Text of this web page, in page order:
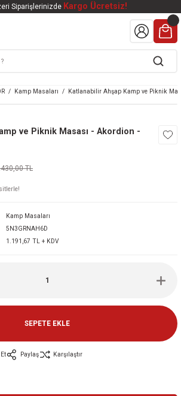
Siparişlerinizde Kargo Ücretsiz!
Geri Dön
Geri Dön
Geri Dön
Geri Dön
Geri Dön
Kamp Masaları Katlanabilir Ahşap Kamp ve Piknik
ve Piknik Masası - Akordion -
TL
Kamp Masaları
5N3GRNAH6D
1.191,67 TL + KDV
SEPETE EKLE
Paylaş Karşılaştır